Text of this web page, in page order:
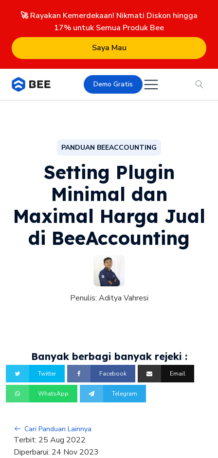
🚀 Rayakan Kemerdekaan! Nikmati Diskon hingga
17% untuk Semua Produk Bee
Saya Mau
Demo Gratis
PANDUAN BEEACCOUNTING
Setting Plugin
Minimal dan
Maximal Harga Jual
di BeeAccounting
Penulis: Aditya Vahresi
Banyak berbagi banyak rejeki :
Twitter Facebook Email
WhatsApp Telegram
Cari Panduan Lainnya
Terbit: 25 Aug 2022
Diperbarui: 24 Nov 2023